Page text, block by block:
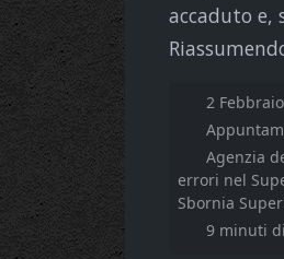
accaduto e,
2
Agenzia
errori nel
Sbornia
9 minuti